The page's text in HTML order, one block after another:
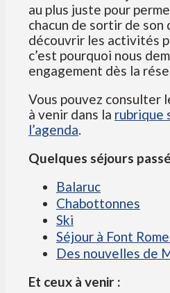
au plus juste pour
chacun de sortir de
découvrir les activités
c’est pourquoi nous
engagement dès la
Vous pouvez consulter
à venir dans la rubrique
l’agenda.
Quelques séjours
Balaruc
Chabottonnes
Ski
Séjour à Font
Des nouvelles de
Et ceux à venir :